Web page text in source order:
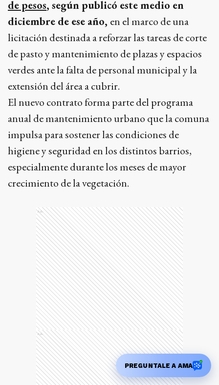
diciembre de ese año,en el marco de una
licitación destinada a reforzar las tareas de corte
de pasto y mantenimiento de plazas y espacios
verdes ante la falta de personal municipal y la
extensión del área a cubrir.
El nuevo contrato forma parte del programa
anual de mantenimiento urbano que la comuna
impulsa para sostener las condiciones de
higiene y seguridad en los distintos barrios,
especialmente durante los meses de mayor
crecimiento de la vegetación.
Ads
PREGUNTALE A AMA